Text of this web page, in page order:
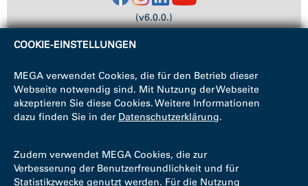
(v6.0.0.)
COOKIE-EINSTELLUNGEN
MEGA verwendet Cookies, die für den Betrieb dieser
Webseite notwendig sind. Mit Nutzung der Webseite
akzeptieren Sie diese Cookies. Weitere Informationen
dazu finden Sie in der Datenschutzerklärung.
Zudem verwendet MEGA Cookies, die zur
Verbesserung der Benutzerfreundlichkeit und für
Statistikzwecke genutzt werden. Für die Nutzung